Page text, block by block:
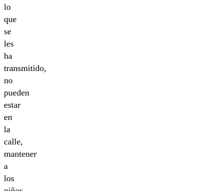
lo
que
se
les
ha
transmitido,
no
pueden
estar
en
la
calle,
mantener
a
los